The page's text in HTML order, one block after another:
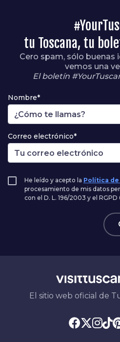
tu Toscana, tu
Cero spam, sólo buenas
vemos una
El boletín
Nombre*
Correo electrónico*
He leído y acepto la Política de
procesamiento de mis datos
con el D. L. 196/2003 y el RGPD
El sitio web oficial de